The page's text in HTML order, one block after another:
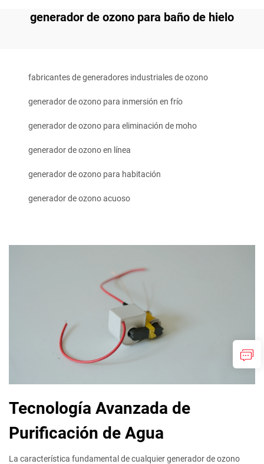
generador de ozono para baño de hielo
fabricantes de generadores industriales de ozono
generador de ozono para inmersión en frío
generador de ozono para eliminación de moho
generador de ozono en línea
generador de ozono para habitación
generador de ozono acuoso
Tecnología Avanzada de
Purificación de Agua
La característica fundamental de cualquier generador de ozono